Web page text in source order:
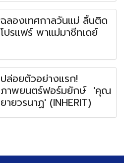
ฉลองเทศกาลวันแม่ ลิ้นติด
โปรแฟร์ พาแม่มาชีทเดย์
ปล่อยตัวอย่างแรก!
ภาพยนตร์ฟอร์มยักษ์ 'คุณ
ยายวรนาฏ' (INHERIT)